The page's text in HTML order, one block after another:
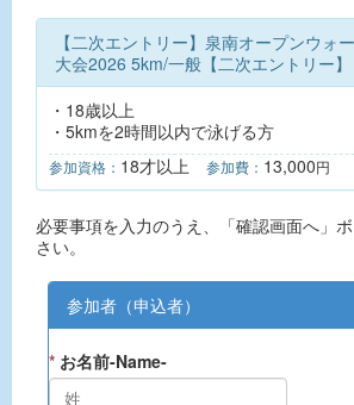
【二次エントリー】泉南オープンウォ
大会2026 5km/一般【二次エントリー】
・18歳以上
・5kmを2時間以内で泳げる方
参加資格： 18才以上 参加費： 13,000円
必要事項を入力のうえ、「確認画面へ」
さい。
参加者（申込者）
* お名前-Name-